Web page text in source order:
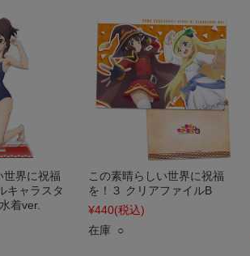
世界に祝福
キャラスタ
着ver.
この素晴らしい世界に祝福
を！３ クリアファイルB
¥440(税込)
在庫 ○